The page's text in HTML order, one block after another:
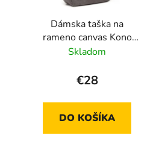
Dámska taška na
rameno canvas Kono
Saviora L sivá
Skladom
€28
DO KOŠÍKA